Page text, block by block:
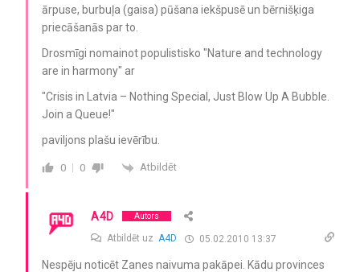
ārpuse, burbuļa (gaisa) pūšana iekšpusē un bērnišķiga
priecāšanās par to.
Drosmīgi nomainot populistisko "Nature and technology
are in harmony" ar
"Crisis in Latvia – Nothing Special, Just Blow Up A Bubble.
Join a Queue!"
paviljons plašu ievērību.
0 0 Atbildēt
A4D Autors
Atbildēt uz A4D 05.02.2010 13:37
Nespēju noticēt Zanes naivuma pakāpei. Kādu provinces